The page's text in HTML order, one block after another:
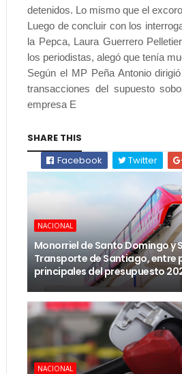
detenidos. Lo mismo que el
Luego de concluir con los
la Pepca, Laura Guerrero
los periodistas, alegó que tenía
Según el MP Peña Antonio
transacciones del supuesto
empresa E
SHARE THIS
Facebook
Twitter
NACIONAL
Monorriel de Santo Domingo y
Transporte de Santiago, entre
principales del presupuesto
NACIONAL